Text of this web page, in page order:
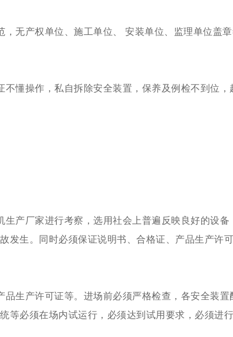
无产权单位、施工单位、 安装单位、监理单位盖章
懂操作，私自拆除安全装置，保养及例检不到位
产厂家进行考察，选用社会上普遍反映良好的设
发生。同时必须保证说明书、合格证、产品生产许可
生产许可证等。进场前必须严格检查，各安全装
等必须在场内试运行，必须达到试用要求，必须进